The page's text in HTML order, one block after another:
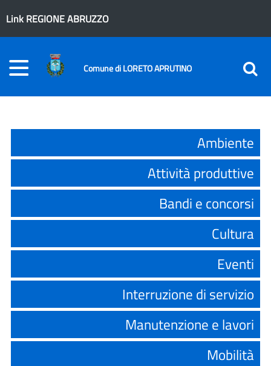
Link REGIONE ABRUZZO
Comune di LORETO APRUTINO
Ambiente
Attività produttive
Bandi e concorsi
Cultura
Eventi
Interruzione di servizio
Manutenzione e lavori
Mobilità